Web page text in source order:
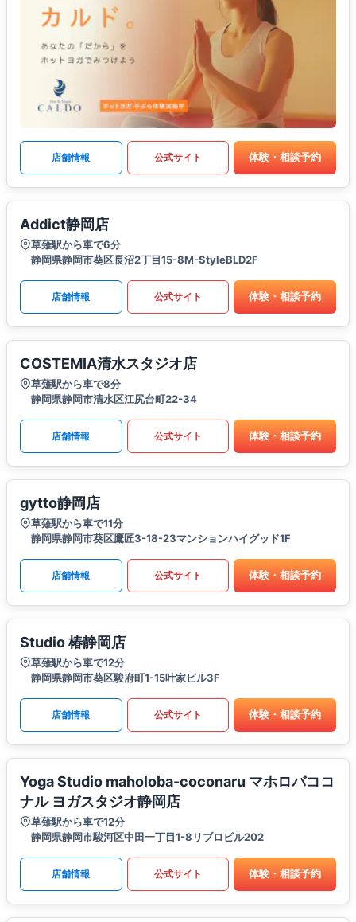
店舗情報 公式サイト 体験・相談予約
Addict静岡店
草薙駅から車で6分
静岡県静岡市葵区長沼2丁目15-8M-StyleBLD2F
店舗情報 公式サイト 体験・相談予約
COSTEMIA清水スタジオ店
草薙駅から車で8分
静岡県静岡市清水区江尻台町22-34
店舗情報 公式サイト 体験・相談予約
gytto静岡店
草薙駅から車で11分
静岡県静岡市葵区鷹匠3-18-23マンションハイグッド1F
店舗情報 公式サイト 体験・相談予約
Studio 椿静岡店
草薙駅から車で12分
静岡県静岡市葵区駿府町1-15叶家ビル3F
店舗情報 公式サイト 体験・相談予約
Yoga Studio maholoba-coconaru マホロバココ
ナル ヨガスタジオ静岡店
草薙駅から車で12分
静岡県静岡市駿河区中田一丁目1-8リブロビル202
店舗情報 公式サイト 体験・相談予約